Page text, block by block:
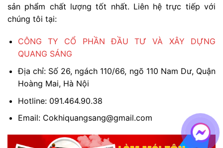
sản phẩm chất lượng tốt nhất. Liên hệ trực tiếp với
chúng tôi tại:
CÔNG TY CỔ PHẦN ĐẦU TƯ VÀ XÂY DỰNG
QUANG SÁNG
Địa chỉ: Số 26, ngách 110/66, ngõ 110 Nam Dư, Quận
Hoàng Mai, Hà Nội
Hotline: 091.464.90.38
Email: Cokhiquangsang@gmail.com